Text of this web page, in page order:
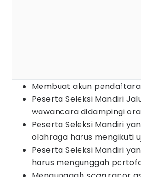
Membuat akun
Peserta Seleksi Mandiri
wawancara didampingi
Peserta Seleksi Mandiri
olahraga harus mengikuti
Peserta Seleksi Mandiri
harus mengunggah